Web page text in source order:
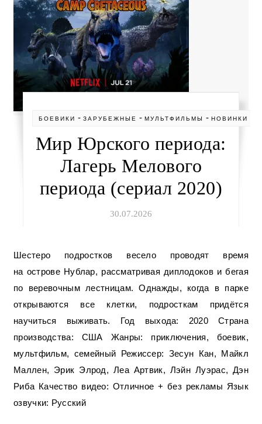
БОЕВИКИ -ЗАРУБЕЖНЫЕ -МУЛЬТФИЛЬМЫ -НОВИНКИ
Мир Юрского периода:
Лагерь Мелового
периода (сериал 2020)
30.07.2026
Шестеро подростков весело проводят время
на острове Нублар, рассматривая диплодоков и бегая
по веревочным лестницам. Однажды, когда в парке
открываются все клетки, подросткам придётся
научиться выживать. Год выхода: 2020 Страна
производства: США Жанры: приключения, боевик,
мультфильм, семейный Режиссер: Зесун Кан, Майкл
Маллен, Эрик Элрод, Леа Артвик, Лэйн Луэрас, Дэн
Риба Качество видео: Отличное + без рекламы Язык
озвучки: Русский